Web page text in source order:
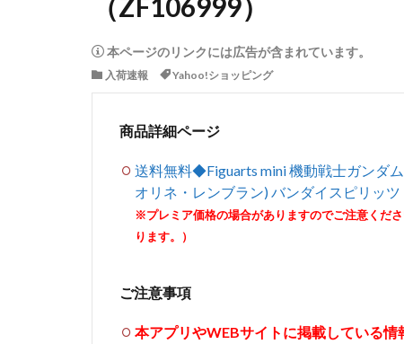
本ページのリンクには広告が含まれています。
入荷速報 Yahoo!ショッピング
商品詳細ページ
送料無料◆Figuarts mini 機動戦士ガンダ
オリネ・レンブラン) バンダイスピリッツ
※プレミア価格の場合がありますのでご注意くだ
ります。）
ご注意事項
本アプリやWEBサイトに掲載している